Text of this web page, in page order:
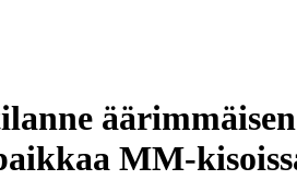
MM-